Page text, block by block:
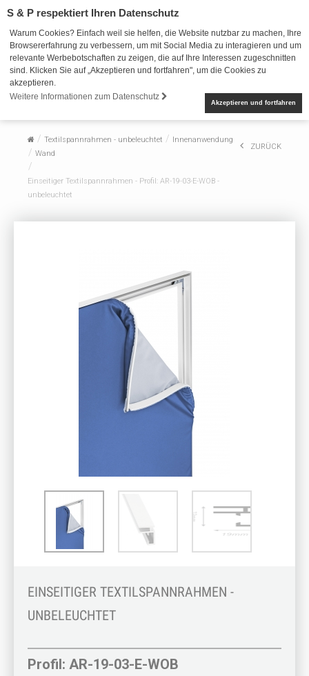
S & P respektiert Ihren Datenschutz
Warum Cookies? Einfach weil sie helfen, die Website nutzbar zu machen, Ihre
Browsererfahrung zu verbessern, um mit Social Media zu interagieren und um
relevante Werbebotschaften zu zeigen, die auf Ihre Interessen zugeschnitten
sind. Klicken Sie auf „Akzeptieren und fortfahren", um die Cookies zu
akzeptieren.
Weitere Informationen zum Datenschutz
Akzeptieren und fortfahren
Textilspannrahmen - unbeleuchtet
Innenanwendung
Wand
Einseitiger Textilspannrahmen - Profil: AR-19-03-E-WOB -
unbeleuchtet
ZURÜCK
EINSEITIGER TEXTILSPANNRAHMEN -
UNBELEUCHTET
Profil: AR-19-03-E-WOB